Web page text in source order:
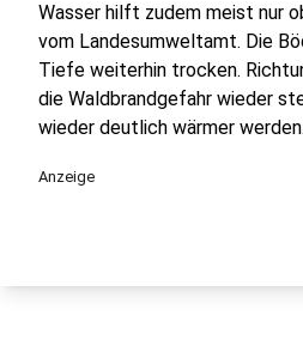
Wasser hilft zudem meist nur
vom Landesumweltamt. Die
Tiefe weiterhin trocken.
die Waldbrandgefahr wieder
wieder deutlich wärmer werden.
Anzeige